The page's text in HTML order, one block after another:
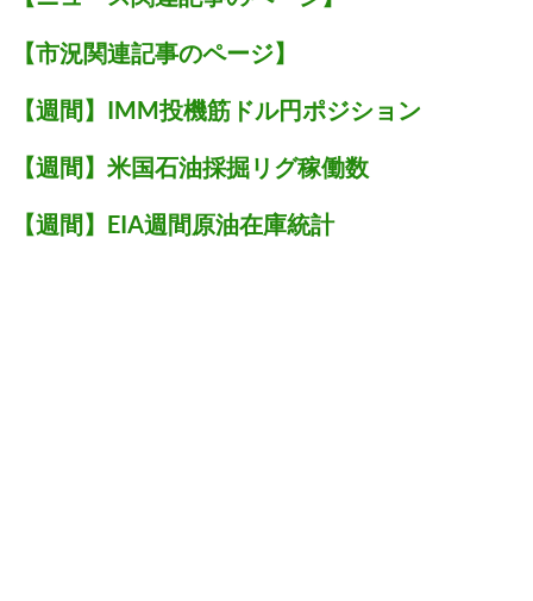
【市況関連記事のページ】
【週間】IMM投機筋ドル円ポジション
【週間】米国石油採掘リグ稼働数
【週間】EIA週間原油在庫統計